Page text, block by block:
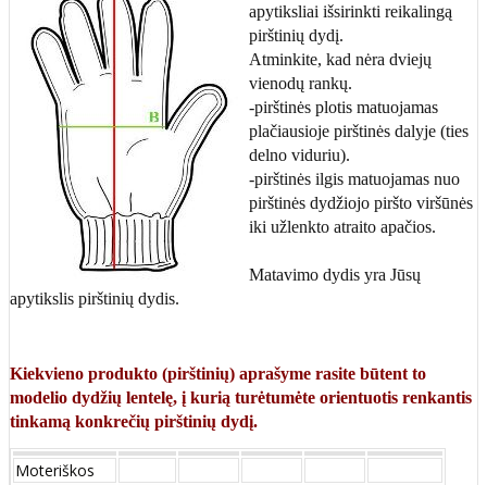
apytiksliai išsirinkti reikalingą
pirštinių dydį.
Atminkite, kad nėra dviejų
vienodų rankų.
-pirštinės plotis matuojamas
plačiausioje pirštinės dalyje (ties
delno viduriu).
-pirštinės ilgis matuojamas nuo
pirštinės dydžiojo piršto viršūnės
iki užlenkto atraito apačios.
Matavimo dydis yra Jūsų
apytikslis pirštinių dydis.
Kiekvieno produkto (pirštinių) aprašyme rasite būtent to
modelio dydžių lentelę, į kurią turėtumėte orientuotis renkantis
tinkamą konkrečių pirštinių dydį.
Moteriškos